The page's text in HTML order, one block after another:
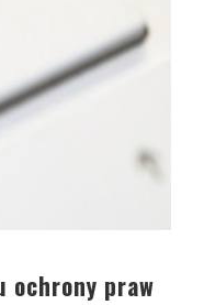
ochrony praw